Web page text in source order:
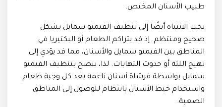
طبيب الأسنان المختص.
يجب الانتباه أيضًا إلى تنظيف الفيمتو سمايل بشكل
صحيح ومنتظم. إذ قد يتراكم الطعام أو البكتيريا في
المناطق بين الفيمتو سمايل والأسنان، مما قد يؤدي إلى
تهيج اللثة أو حدوث التهابات. لذا، ينصح بتنظيف الفيمتو
سمايل بواسطة فرشاة أسنان ناعمة بعد كل وجبة طعام
واستخدام خيط الأسنان بانتظام للوصول إلى المناطق
الصعبة.